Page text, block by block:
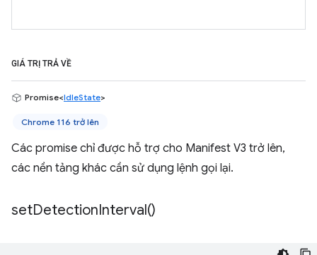
GIÁ TRỊ TRẢ VỀ
Promise<IdleState>
Chrome 116 trở lên
Các promise chỉ được hỗ trợ cho Manifest V3 trở lên,
các nền tảng khác cần sử dụng lệnh gọi lại.
setDetectionInterval()